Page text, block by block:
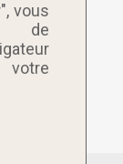
vous
de